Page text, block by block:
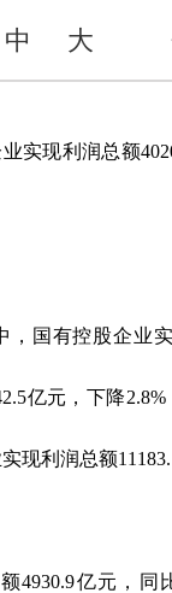
中 大
实现利润总额
，国有控股企业
亿元，下降2.8%
实现利润总额
4930.9亿元，同